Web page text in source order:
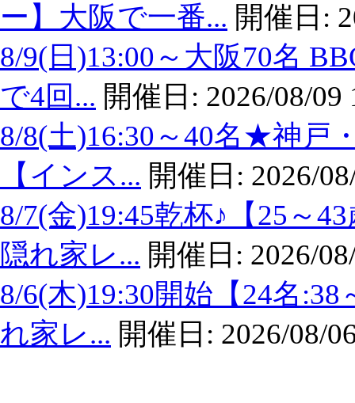
ー】大阪で一番... 開催日:
8/9(日)13:00～大阪70名
で4回... 開催日: 2026/08/09
8/8(土)16:30～40名★神戸
【インス... 開催日: 2026/
8/7(金)19:45乾杯♪【25～
隠れ家レ... 開催日: 2026/
8/6(木)19:30開始【24名
れ家レ... 開催日: 2026/08/